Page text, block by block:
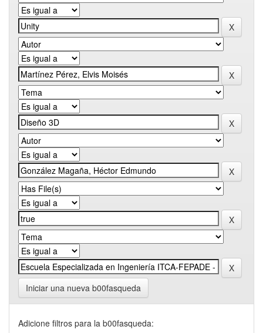
Iniciar una nueva b00fasqueda
Adicione filtros para la b00fasqueda: